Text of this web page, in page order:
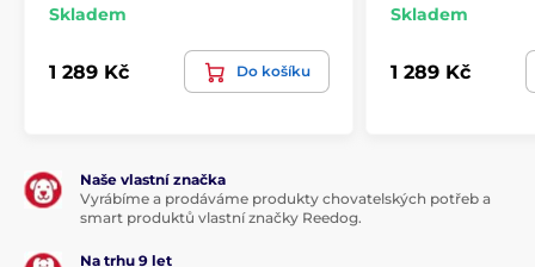
Skladem
1 289 Kč Do košíku
Skladem
1 289 Kč
Naše vlastní značka
Vyrábíme a prodáváme produkty chovatelských potřeb a
smart produktů vlastní značky Reedog.
Na trhu 9 let